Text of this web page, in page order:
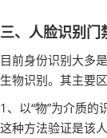
三、 人脸识别门
目前身份识别大多
生物识别。其主要区
1、以“物”为介质的
这种方法验证是该